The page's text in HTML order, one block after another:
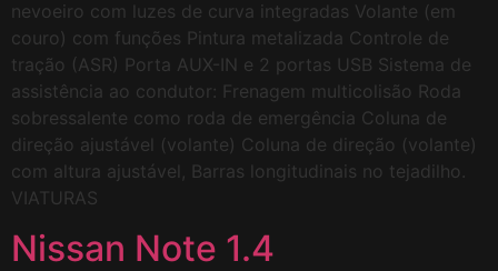
nevoeiro com luzes de curva integradas Volante (em
couro) com funções Pintura metalizada Controle de
tração (ASR) Porta AUX-IN e 2 portas USB Sistema de
assistência ao condutor: Frenagem multicolisão Roda
sobressalente como roda de emergência Coluna de
direção ajustável (volante) Coluna de direção (volante)
com altura ajustável, Barras longitudinais no tejadilho.
VIATURAS
Nissan Note 1.4